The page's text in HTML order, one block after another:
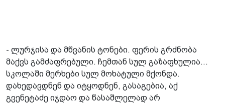
- ლურჯისა და მწვანის ტონები. ფერის გრძნობა
მაქვს გამძაფრებული. ჩემთან სულ გაზაფხულია...
სკოლაში მერხები სულ მოხატული მქონდა­.
დახედავდნენ და იტყოდნენ, გასაგებია, აქ
გვენეტაძე იჯდაო და წასაშლელად არ